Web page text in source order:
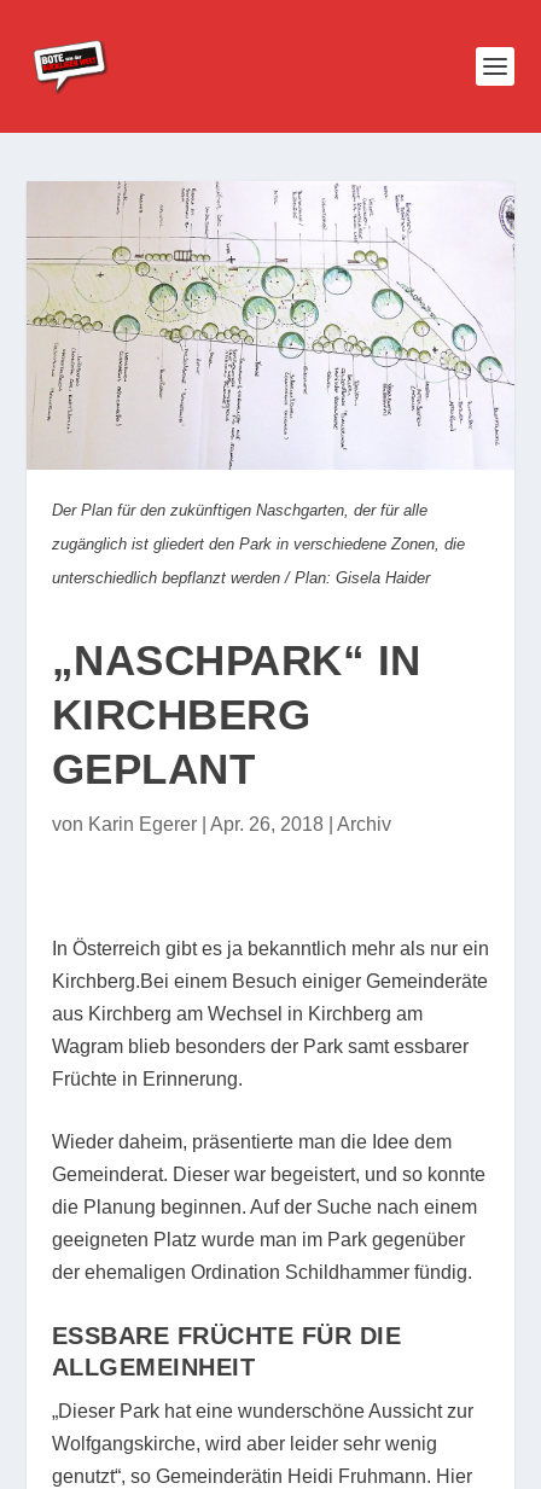
Der Plan für den zukünftigen Naschgarten, der für alle
zugänglich ist gliedert den Park in verschiedene Zonen, die
unterschiedlich bepflanzt werden / Plan: Gisela Haider
„NASCHPARK“ IN
KIRCHBERG
GEPLANT
von Karin Egerer| Apr. 26, 2018| Archiv
In Österreich gibt es ja bekanntlich mehr als nur ein
Kirchberg.Bei einem Besuch einiger Gemeinderäte
aus Kirchberg am Wechsel in Kirchberg am
Wagram blieb besonders der Park samt essbarer
Früchte in Erinnerung.
Wieder daheim, präsentierte man die Idee dem
Gemeinderat. Dieser war begeistert, und so konnte
die Planung beginnen. Auf der Suche nach einem
geeigneten Platz wurde man im Park gegenüber
der ehemaligen Ordination Schildhammer fündig.
ESSBARE FRÜCHTE FÜR DIE
ALLGEMEINHEIT
„Dieser Park hat eine wunderschöne Aussicht zur
Wolfgangskirche, wird aber leider sehr wenig
genutzt“, so Gemeinderätin Heidi Fruhmann. Hier